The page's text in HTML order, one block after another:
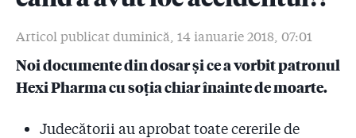
2.6
#Colectiv: Drapelul țesut cu fir de șpagă (II). Lista
Raed Arafat?
2.7
Pompierii au autorizat firma care a pus artificiile la
Colectiv să facă un show pirotehnic pe Național
autorizat!
Articol publicat duminică, 14 ianuarie 2018, 07:01
Noi documente din dosar și ce a vorbit patronul
Hexi Pharma cu soția chiar înainte de moarte.
Judecătorii au aprobat toate cererile de